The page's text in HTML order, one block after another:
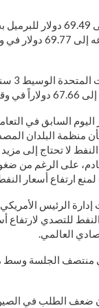
بتوقيت غرينتش بعد
سابق.
السابق في
منظمة البلدان
لا تحتاج إلى
على الرغم من
ارتفاع أسعار
الرئيس
للتصدي لارتفاع
العالمي.
منتصف الجلسة
ضعف الطلب في